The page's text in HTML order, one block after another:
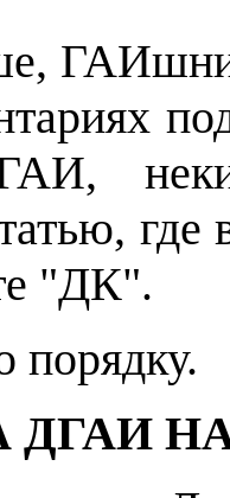
"ДК".
порядку.
ДГАИ